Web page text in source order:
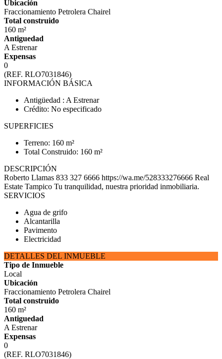
Ubicación
Fraccionamiento Petrolera Chairel
Total construido
160 m²
Antiguedad
A Estrenar
Expensas
0
(REF. RLO7031846)
INFORMACIÓN BÁSICA
Antigüedad : A Estrenar
Crédito: No especificado
SUPERFICIES
Terreno: 160 m²
Total Construido: 160 m²
DESCRIPCIÓN
Roberto Llamas 833 327 6666 https://wa.me/528333276666 Real
Estate Tampico Tu tranquilidad, nuestra prioridad inmobiliaria.
SERVICIOS
Agua de grifo
Alcantarilla
Pavimento
Electricidad
DETALLES DEL INMUEBLE
Tipo de Inmueble
Local
Ubicación
Fraccionamiento Petrolera Chairel
Total construido
160 m²
Antiguedad
A Estrenar
Expensas
0
(REF. RLO7031846)